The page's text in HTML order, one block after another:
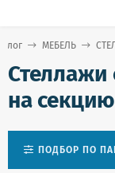
МЕБЕЛЬ
Стеллажи
на секцию
ПОДБОР ПО